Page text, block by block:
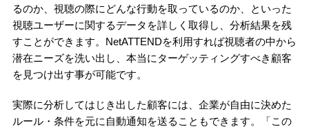
るのか、視聴の際にどんな行動を取っているのか、といった
視聴ユーザーに関するデータを詳しく取得し、分析結果を残
すことができます。 NetATTENDを利用すれば視聴者の中から
潜在ニーズを洗い出し、本当にターゲッティングすべき顧客
を見つけ出す事が可能です。
実際に分析してはじき出した顧客には、企業が自由に決めた
ルール・条件を元に自動通知を送ることもできます。「この